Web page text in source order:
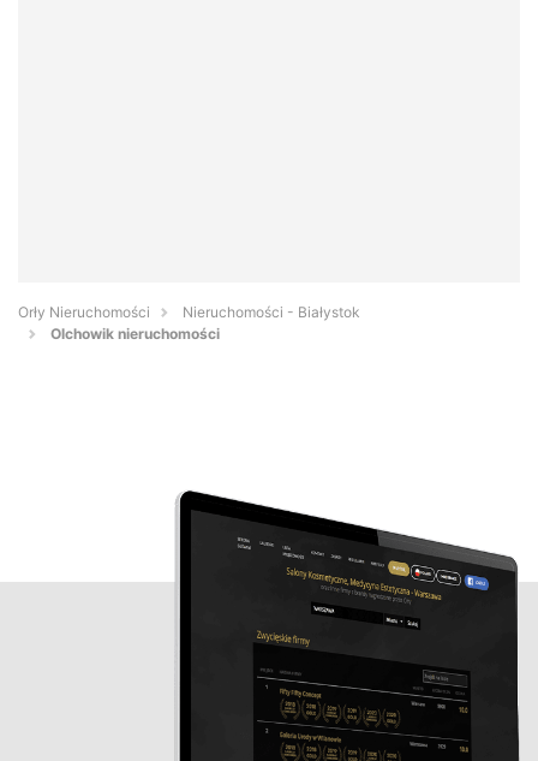
Orły Nieruchomości
Nieruchomości - Białystok
Olchowik nieruchomości